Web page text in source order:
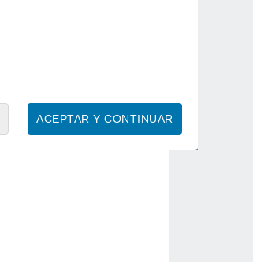
ACEPTAR Y CONTINUAR